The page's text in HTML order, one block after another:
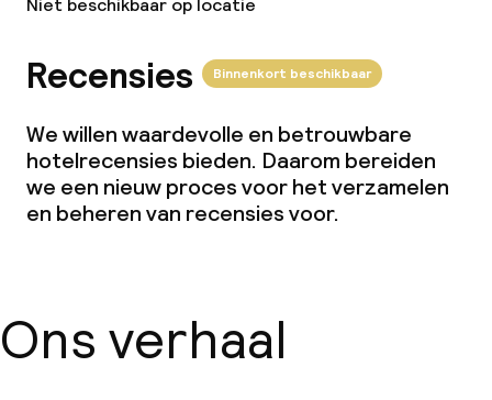
Niet beschikbaar op locatie
Recensies Binnenkort beschikbaar
We willen waardevolle en betrouwbare
hotelrecensies bieden. Daarom bereiden
we een nieuw proces voor het verzamelen
en beheren van recensies voor.
Ons verhaal